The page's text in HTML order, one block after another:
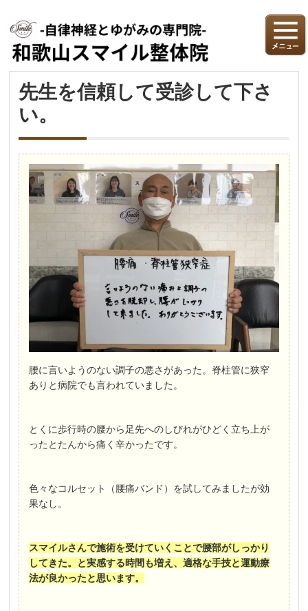
先生を信頼して受診して下さ
い。
腰に言いようのない調子の悪さがあった。脊柱管に狭窄
ありと病院でも言われていました。
とくに歩行時の腰から足先へのしびれがひどく立ち上が
ったとたんから痛く辛かったです。
色々なコルセット（腰痛バンド）を試してみましたが効
果なし。
スマイルさんで施術を受けていくことで腰部がしっかり
してきた。と実感する時間も増え、適格な手技と運動療
法が良かったと思います。